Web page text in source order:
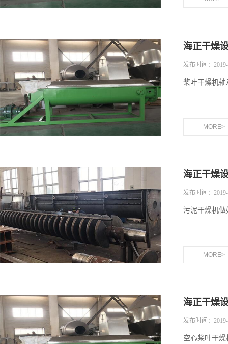
海正干燥
发布时间：
桨叶干燥机轴
MORE>
海正干燥
发布时间：
污泥干燥机做
MORE>
海正干燥
发布时间：
空心桨叶干